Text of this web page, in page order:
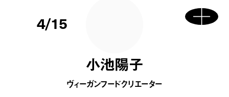
4/15
小池陽子
ヴィーガンフードクリエーター